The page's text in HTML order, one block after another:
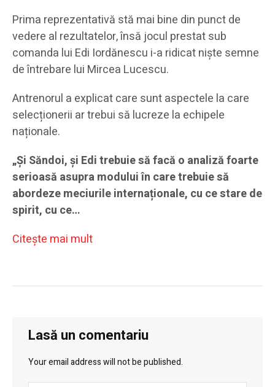
Prima reprezentativă stă mai bine din punct de
vedere al rezultatelor, însă jocul prestat sub
comanda lui Edi Iordănescu i-a ridicat niște semne
de întrebare lui Mircea Lucescu.
Antrenorul a explicat care sunt aspectele la care
selecționerii ar trebui să lucreze la echipele
naționale.
„Și Săndoi, și Edi trebuie să facă o analiză foarte
serioasă asupra modului în care trebuie să
abordeze meciurile internaționale, cu ce stare de
spirit, cu ce…
Citeşte mai mult
Lasă un comentariu
Your email address will not be published.